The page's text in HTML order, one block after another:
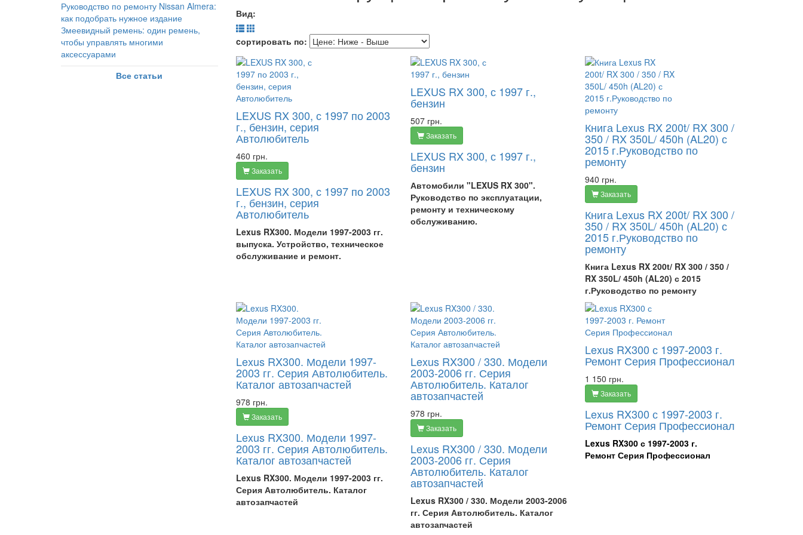
Руководство по ремонту Nissan Almera:
как подобрать нужное издание
Змеевидный ремень: один ремень,
чтобы управлять многими
аксессуарами
Все статьи
Вид:
cортировать по:
LEXUS RX 300, с 1997 по 2003
г., бензин, серия
Автолюбитель
460 грн.
Заказать
LEXUS RX 300, с 1997 по 2003
г., бензин, серия
Автолюбитель
Lexus RX300. Модели 1997-2003 гг.
выпуска. Устройство, техническое
обслуживание и ремонт.
LEXUS RX 300, с 1997 г.,
бензин
507 грн.
Заказать
LEXUS RX 300, с 1997 г.,
бензин
Автомобили "LEXUS RX 300".
Руководство по эксплуатации,
ремонту и техническому
обслуживанию.
Книга Lexus RX 200t/ RX 300 /
350 / RX 350L/ 450h (AL20) с
2015 г.Руководство по
ремонту
940 грн.
Заказать
Книга Lexus RX 200t/ RX 300 /
350 / RX 350L/ 450h (AL20) с
2015 г.Руководство по
ремонту
Книга Lexus RX 200t/ RX 300 / 350 /
RX 350L/ 450h (AL20) с 2015
г.Руководство по ремонту
Lexus RX300. Модели 1997-
2003 гг. Серия Автолюбитель.
Каталог автозапчастей
978 грн.
Заказать
Lexus RX300. Модели 1997-
2003 гг. Серия Автолюбитель.
Каталог автозапчастей
Lexus RX300. Модели 1997-2003 гг.
Серия Автолюбитель. Каталог
автозапчастей
Lexus RX300 / 330. Модели
2003-2006 гг. Серия
Автолюбитель. Каталог
автозапчастей
978 грн.
Заказать
Lexus RX300 / 330. Модели
2003-2006 гг. Серия
Автолюбитель. Каталог
автозапчастей
Lexus RX300 / 330. Модели 2003-2006
гг. Серия Автолюбитель. Каталог
автозапчастей
Lexus RX300 с 1997-2003 г.
Ремонт Серия Профессионал
1 150 грн.
Заказать
Lexus RX300 с 1997-2003 г.
Ремонт Серия Профессионал
Lexus RX300с 1997-2003 г.
Ремонт Серия Профессионал